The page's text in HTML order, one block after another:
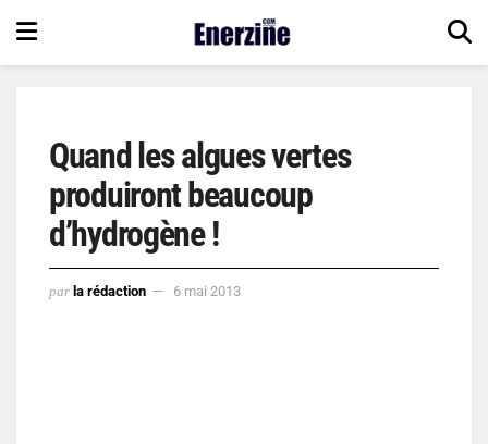
Quand les algues vertes
produiront beaucoup
d’hydrogène !
par la rédaction 6 mai 2013